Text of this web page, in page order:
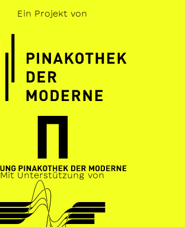
Ein Projekt von
Mit Unterstützung von